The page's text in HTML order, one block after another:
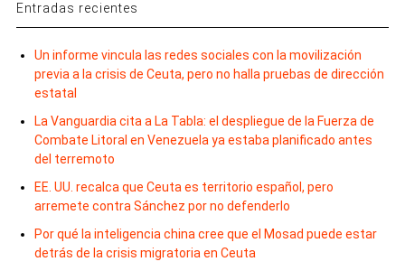
Entradas recientes
Un informe vincula las redes sociales con la movilización
previa a la crisis de Ceuta, pero no halla pruebas de dirección
estatal
La Vanguardia cita a La Tabla: el despliegue de la Fuerza de
Combate Litoral en Venezuela ya estaba planificado antes
del terremoto
EE. UU. recalca que Ceuta es territorio español, pero
arremete contra Sánchez por no defenderlo
Por qué la inteligencia china cree que el Mosad puede estar
detrás de la crisis migratoria en Ceuta